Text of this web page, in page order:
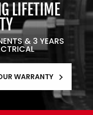
LIFETIME
& 3 YEARS
WARRANTY